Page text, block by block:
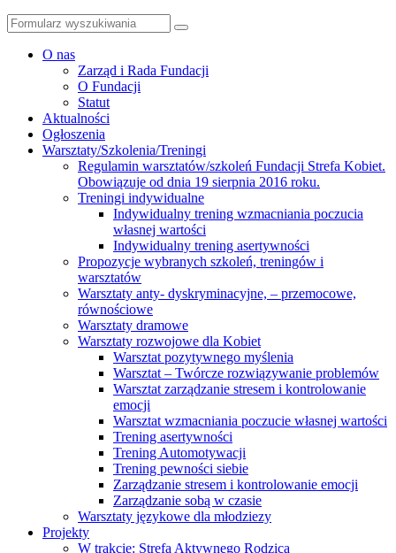
Szukaj
O nas
Zarząd i Rada Fundacji
O Fundacji
Statut
Aktualności
Ogłoszenia
Warsztaty/Szkolenia/Treningi
Regulamin warsztatów/szkoleń Fundacji Strefa Kobiet.
Obowiązuje od dnia 19 sierpnia 2016 roku.
Treningi indywidualne
Indywidualny trening wzmacniania poczucia
własnej wartości
Indywidualny trening asertywności
Propozycje wybranych szkoleń, treningów i
warsztatów
Warsztaty anty- dyskryminacyjne, – przemocowe,
równościowe
Warsztaty dramowe
Warsztaty rozwojowe dla Kobiet
Warsztat pozytywnego myślenia
Warsztat – Twórcze rozwiązywanie problemów
Warsztat zarządzanie stresem i kontrolowanie
emocji
Warsztat wzmacniania poczucie własnej wartości
Trening asertywności
Trening Automotywacji
Trening pewności siebie
Zarządzanie stresem i kontrolowanie emocji
Zarządzanie sobą w czasie
Warsztaty językowe dla młodziezy
Projekty
W trakcie: Strefa Aktywnego Rodzica